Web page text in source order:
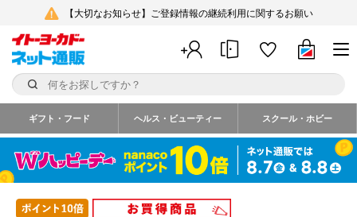
【大切なお知らせ】ご登録情報の継続利用に関するお願い
ギフト・フード ヘルス・ビューティー スクール・ホビー